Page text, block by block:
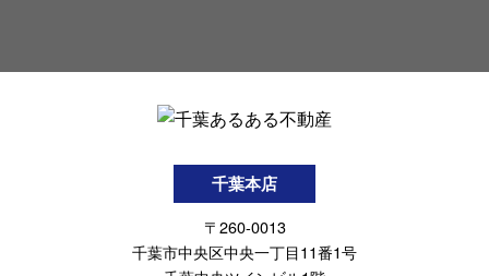
千葉本店
〒260-0013
千葉市中央区中央一丁目11番1号